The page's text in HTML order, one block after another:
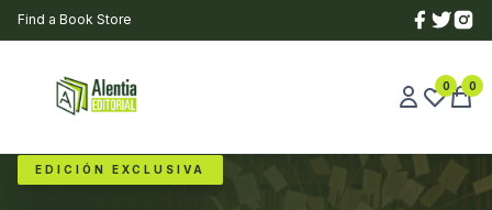
Find a Book Store
0 0
EDICIÓN EXCLUSIVA